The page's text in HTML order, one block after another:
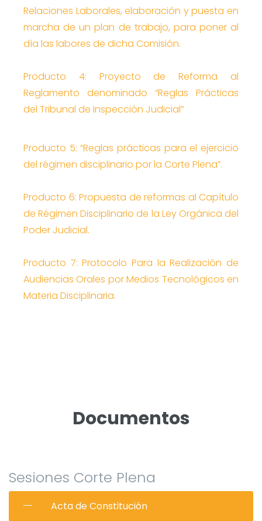
Relaciones Laborales, elaboración y puesta en
marcha de un plan de trabajo, para poner al
día las labores de dicha Comisión.
Producto 4: Proyecto de Reforma al
Reglamento denominado “Reglas Prácticas
del Tribunal de Inspección Judicial”
Producto 5: “Reglas prácticas para el ejercicio
del régimen disciplinario por la Corte Plena”.
Producto 6: Propuesta de reformas al Capítulo
de Régimen Disciplinario de la Ley Orgánica del
Poder Judicial.
Producto 7: Protocolo Para la Realización de
Audiencias Orales por Medios Tecnológicos en
Materia Disciplinaria.
Documentos
Sesiones Corte Plena
Acta de Constitución